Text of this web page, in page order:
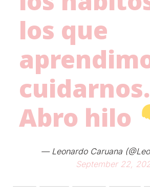
los que
cuidarnos.
Abro hilo
— Leonardo Caruana
September 22,